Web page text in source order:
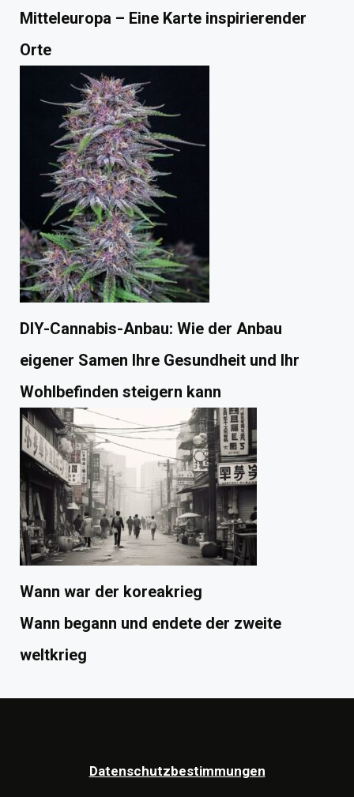
Mitteleuropa – Eine Karte inspirierender
Orte
DIY-Cannabis-Anbau: Wie der Anbau
eigener Samen Ihre Gesundheit und Ihr
Wohlbefinden steigern kann
Wann war der koreakrieg
Wann begann und endete der zweite
weltkrieg
Datenschutzbestimmungen